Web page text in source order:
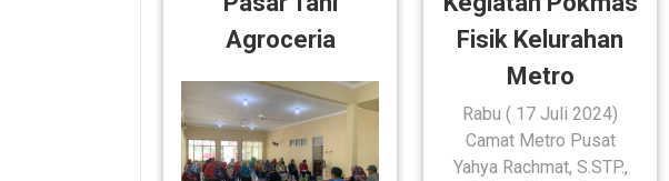
Agroceria
Fisik Kelurahan
Metro
Rabu ( 17 Juli 2024)
Camat Metro Pusat
Yahya Rachmat, S.STP.,